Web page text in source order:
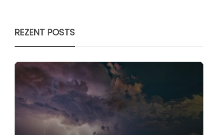
REZENT POSTS